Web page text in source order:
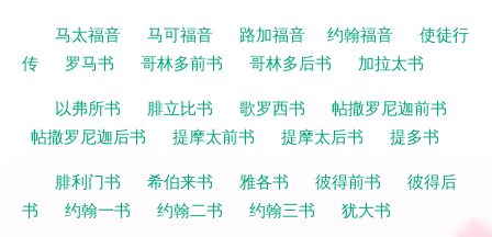
马太福音 马可福音 路加福音 约翰福音
使徒行
传
罗马书 哥林多前书 哥林多后书
加拉太书
以弗所书
腓立比书 歌罗西书
帖撒罗尼迦前书
帖撒罗尼迦后书
提摩太前书 提摩太后书
提多书
腓利门书
希伯来书 雅各书 彼得前书
彼得后
书
约翰一书 约翰二书 约翰三书
犹大书